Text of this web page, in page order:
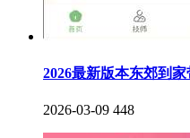
2026最新版本东郊到
2026-03-09 448